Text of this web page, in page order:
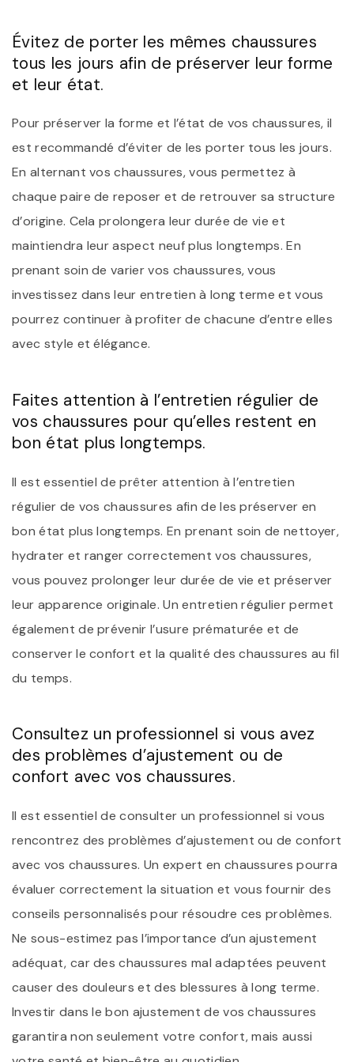
Évitez de porter les mêmes chaussures
tous les jours afin de préserver leur forme
et leur état.
Pour préserver la forme et l’état de vos chaussures, il
est recommandé d’éviter de les porter tous les jours.
En alternant vos chaussures, vous permettez à
chaque paire de reposer et de retrouver sa structure
d’origine. Cela prolongera leur durée de vie et
maintiendra leur aspect neuf plus longtemps. En
prenant soin de varier vos chaussures, vous
investissez dans leur entretien à long terme et vous
pourrez continuer à profiter de chacune d’entre elles
avec style et élégance.
Faites attention à l’entretien régulier de
vos chaussures pour qu’elles restent en
bon état plus longtemps.
Il est essentiel de prêter attention à l’entretien
régulier de vos chaussures afin de les préserver en
bon état plus longtemps. En prenant soin de nettoyer,
hydrater et ranger correctement vos chaussures,
vous pouvez prolonger leur durée de vie et préserver
leur apparence originale. Un entretien régulier permet
également de prévenir l’usure prématurée et de
conserver le confort et la qualité des chaussures au fil
du temps.
Consultez un professionnel si vous avez
des problèmes d’ajustement ou de
confort avec vos chaussures.
Il est essentiel de consulter un professionnel si vous
rencontrez des problèmes d’ajustement ou de confort
avec vos chaussures. Un expert en chaussures pourra
évaluer correctement la situation et vous fournir des
conseils personnalisés pour résoudre ces problèmes.
Ne sous-estimez pas l’importance d’un ajustement
adéquat, car des chaussures mal adaptées peuvent
causer des douleurs et des blessures à long terme.
Investir dans le bon ajustement de vos chaussures
garantira non seulement votre confort, mais aussi